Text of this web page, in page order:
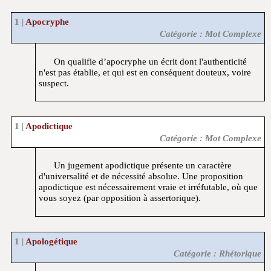
Apocryphe
Catégorie : Mot Complexe
On qualifie d’apocryphe un écrit dont l'authenticité
n'est pas établie, et qui est en conséquent douteux, voire
suspect.
Apodictique
Catégorie : Mot Complexe
Un jugement apodictique présente un caractère
d'universalité et de nécessité absolue. Une proposition
apodictique est nécessairement vraie et irréfutable, où que
vous soyez (par opposition à assertorique).
Apologétique
Catégorie : Rhétorique